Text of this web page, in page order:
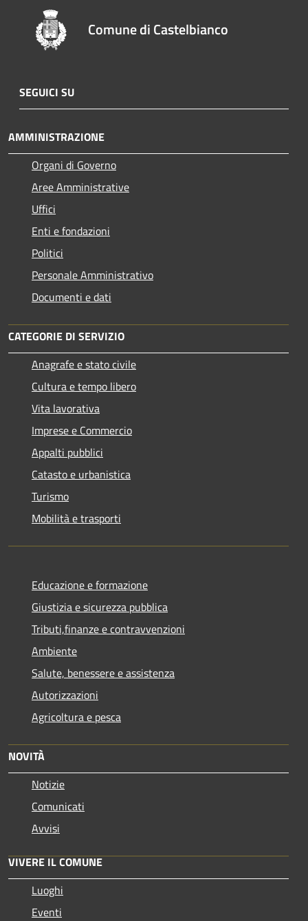
Comune di Castelbianco
SEGUICI SU
AMMINISTRAZIONE
Organi di Governo
Aree Amministrative
Uffici
Enti e fondazioni
Politici
Personale Amministrativo
Documenti e dati
CATEGORIE DI SERVIZIO
Anagrafe e stato civile
Cultura e tempo libero
Vita lavorativa
Imprese e Commercio
Appalti pubblici
Catasto e urbanistica
Turismo
Mobilità e trasporti
Educazione e formazione
Giustizia e sicurezza pubblica
Tributi,finanze e contravvenzioni
Ambiente
Salute, benessere e assistenza
Autorizzazioni
Agricoltura e pesca
NOVITÀ
Notizie
Comunicati
Avvisi
VIVERE IL COMUNE
Luoghi
Eventi